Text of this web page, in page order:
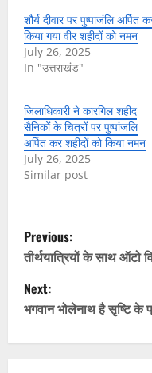
शौर्य दीवार पर पुष्पाजंलि अर्पित
किया गया वीर शहीदों को नमन
July 26, 2025
In "उत्तराखंड"
जिलाधिकारी ने कारगिल शहीद
सैनिकों के चित्रों पर पुष्पांजलि
अर्पित कर शहीदों को किया नमन
July 26, 2025
Similar post
P
o
s
Previous:
तीर्थयात्रियों के साथ ऑटो
Next:
भगवान भोलेनाथ है सृष्टि के